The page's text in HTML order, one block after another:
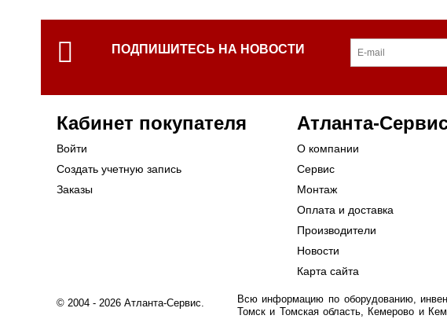
ПОДПИШИТЕСЬ НА НОВОСТИ
Кабинет покупателя
Войти
Создать учетную запись
Заказы
Атланта-
О компании
Сервис
Монтаж
Оплата и доставка
Производители
Новости
Карта сайта
© 2004 - 2026 Атланта-Сервис.
Всю информацию по оборудованию,
Томск и Томская область, Кемерово и